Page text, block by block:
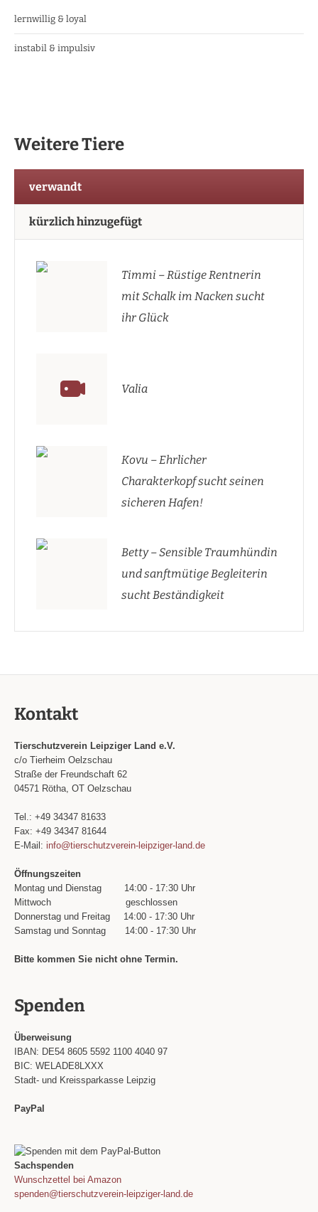
lernwillig & loyal
instabil & impulsiv
Weitere Tiere
verwandt
kürzlich hinzugefügt
Timmi – Rüstige Rentnerin
mit Schalk im Nacken sucht
ihr Glück
Valia
Kovu – Ehrlicher
Charakterkopf sucht seinen
sicheren Hafen!
Betty – Sensible Traumhündin
und sanftmütige Begleiterin
sucht Beständigkeit
Kontakt
Tierschutzverein Leipziger Land e.V.
c/o Tierheim Oelzschau
Straße der Freundschaft 62
04571 Rötha, OT Oelzschau
Tel.: +49 34347 81633
Fax: +49 34347 81644
E-Mail:info@tierschutzverein-leipziger-land.de
Öffnungszeiten
Montag und Dienstag
14:00 - 17:30 Uhr
Mittwoch
geschlossen
Donnerstag und Freitag
14:00 - 17:30 Uhr
Samstag und Sonntag
14:00 - 17:30 Uhr
Bitte kommen Sie nicht ohne Termin.
Spenden
Überweisung
IBAN: DE54 8605 5592 1100 4040 97
BIC: WELADE8LXXX
Stadt- und Kreissparkasse Leipzig
PayPal
Sachspenden
Wunschzettel bei Amazon
spenden@tierschutzverein-leipziger-land.de